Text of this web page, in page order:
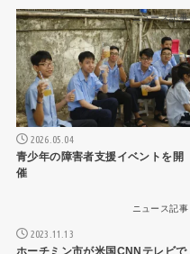
ニュース記事
2026.05.04
青少年の障害者支援イベントを開
催
ニュース記事
2023.11.13